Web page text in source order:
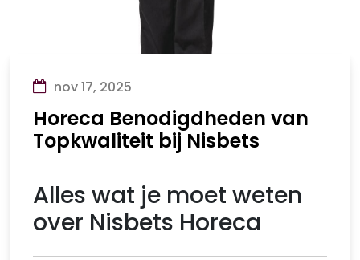
nov 17, 2025
Horeca Benodigdheden van
Topkwaliteit bij Nisbets
Alles wat je moet weten
over Nisbets Horeca